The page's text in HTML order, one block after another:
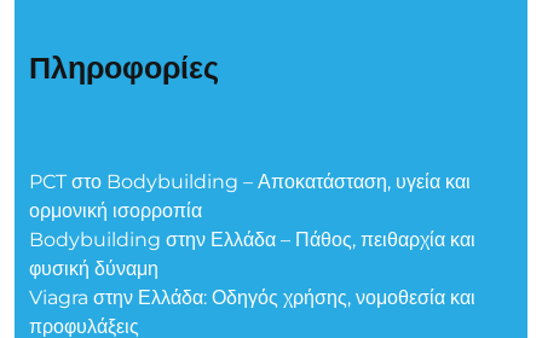
Πληροφορίες
PCT στο Bodybuilding – Αποκατάσταση, υγεία και
ορμονική ισορροπία
Bodybuilding στην Ελλάδα – Πάθος, πειθαρχία και
φυσική δύναμη
Viagra στην Ελλάδα: Οδηγός χρήσης, νομοθεσία και
προφυλάξεις